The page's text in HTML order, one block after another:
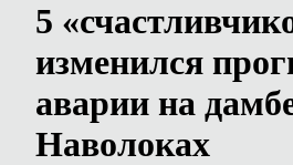
5
изменился
аварии на
Наволоках